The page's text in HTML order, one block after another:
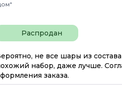
Распродан
не все шары из
набор, даже лучше.
заказа.